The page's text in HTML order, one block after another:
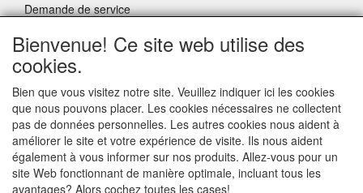
Demande de service
Demander un lien d'annulation
CONTACTGEGEVENS
www.ferroli-vdht.be
Rouwbergskens 7 hal 14
Bienvenue! Ce site web utilise des
cookies.
Bien que vous visitez notre site. Veuillez indiquer ici les cookies
que nous pouvons placer. Les cookies nécessaires ne collectent
pas de données personnelles. Les autres cookies nous aident à
améliorer le site et votre expérience de visite. Ils nous aident
également à vous informer sur nos produits. Allez-vous pour un
site Web fonctionnant de manière optimale, incluant tous les
avantages? Alors cochez toutes les cases!